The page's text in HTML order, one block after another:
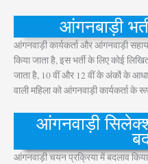
आंगनबाड़ी
आंगनवाड़ी कार्यकर्ता और आंगनवाड़ी
किया जाता है, इस भर्ती के लिए कोई
जाता है, 10 वीं और 12 वीं के अंकों के
वाली महिला को आंगनवाड़ी कार्यकर्ता के
आंगनवाड़ी
आंगनवाड़ी चयन प्रक्रिया में बदलाव